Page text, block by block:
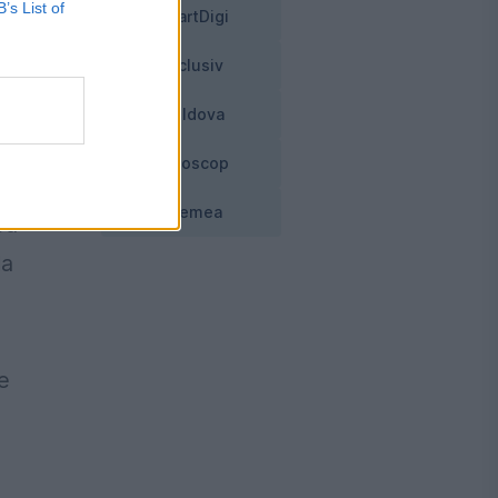
List of
SmartDigi
Exclusiv
Moldova
Horoscop
Vremea